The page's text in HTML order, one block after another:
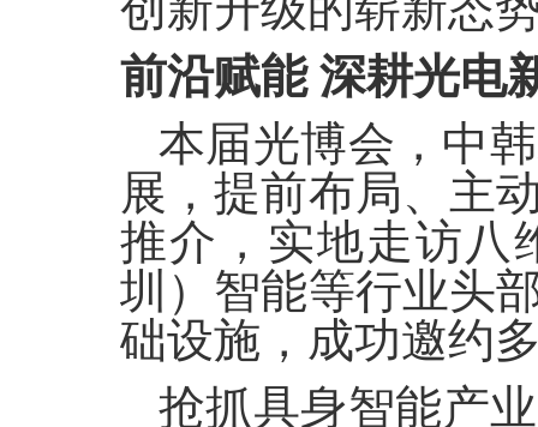
前沿赋能 深耕光电
本届光博会，中
展，提前布局、主
推介，实地走访八
圳）智能等行业头
础设施，成功邀约
抢抓具身智能产